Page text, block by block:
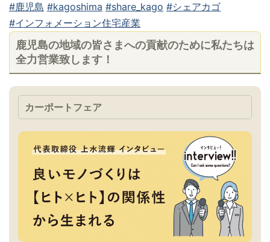
#鹿児島 #kagoshima #share_kago #シェアカゴ
#インフォメーション住宅産業
鹿児島の地域の皆さまへの貢献のために私たちは
全力営業致します！
カーポートフェア